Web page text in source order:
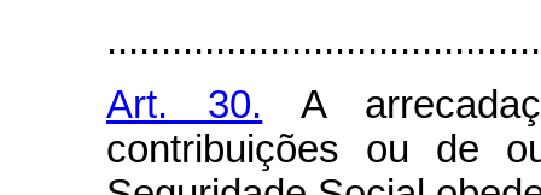
Art. 30. A
contribuições ou de